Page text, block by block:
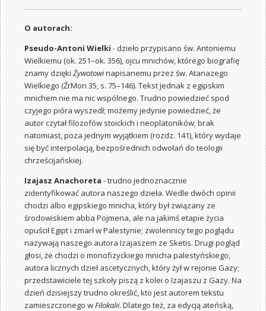
O autorach:
Pseudo-Antoni Wielki - dzieło przypisano św. Antoniemu
Wielkiemu (ok. 251–ok. 356), ojcu mnichów, którego biografię
znamy dzięki Żywotowinapisanemu przez św. Atanazego
Wielkiego (ŹrMon 35, s. 75–146). Tekst jednak z egipskim
mnichem nie ma nic wspólnego. Trudno powiedzieć spod
czyjego pióra wyszedł; możemy jedynie powiedzieć, że
autor czytał filozofów stoickich i neoplatoników; brak
natomiast, poza jednym wyjątkiem (rozdz. 141), który wydaje
się być interpolacją, bezpośrednich odwołań do teologii
chrześcijańskiej.
Izajasz Anachoreta - trudno jednoznacznie
zidentyfikować autora naszego dzieła. Wedle dwóch opinii
chodzi albo egipskiego mnicha, który był związany ze
środowiskiem abba Pojmena, ale na jakimś etapie życia
opuścił Egipt i zmarł w Palestynie; zwolennicy tego poglądu
nazywają naszego autora Izajaszem ze Sketis. Drugi pogląd
głosi, że chodzi o monofizyckiego mnicha palestyńskiego,
autora licznych dzieł ascetycznych, który żył w rejonie Gazy;
przedstawiciele tej szkoły piszą z kolei o Izajaszu z Gazy. Na
dzień dzisiejszy trudno określić, kto jest autorem tekstu
zamieszczonego wFilokalii. Dlatego też, za edycją ateńską,